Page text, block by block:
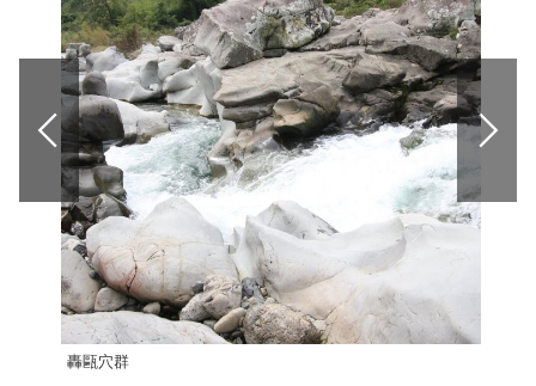
轟甌穴群